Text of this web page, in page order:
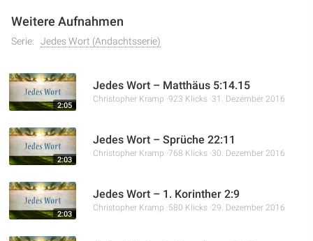
Weitere Aufnahmen
Serie: Jedes Wort (Andachtsserie)
2:05
Jedes Wort – Matthäus 5:14.15
Christopher Kramp 923 Klicks 31. Dezember 2016
2:03
Jedes Wort – Sprüche 22:11
Christopher Kramp 768 Klicks 30. Dezember 2016
2:03
Jedes Wort – 1. Korinther 2:9
Christopher Kramp 580 Klicks 29. Dezember 2016